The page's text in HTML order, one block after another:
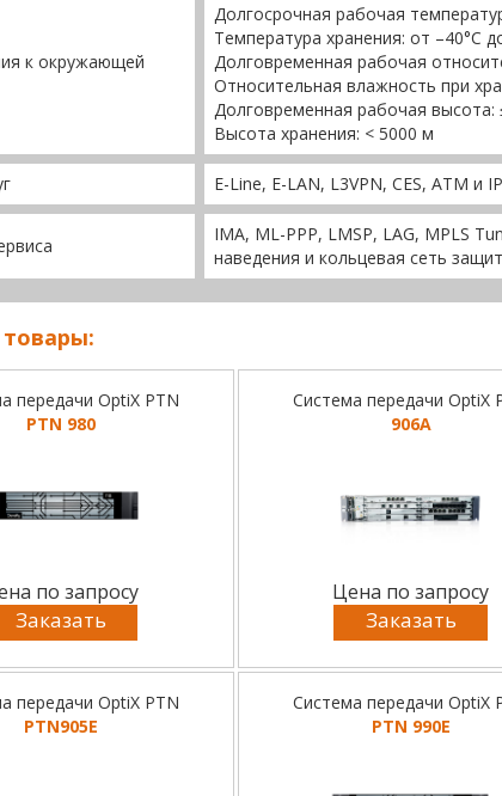
к окружающей
Долгосрочная рабочая
Температура хранения: от –40°C
Долговременная рабочая
Относительная влажность при
Долговременная рабочая высота:
Высота хранения: < 5000 м
E-Line, E-LAN, L3VPN, CES, ATM и
IMA, ML-PPP, LMSP, LAG, MPLS
наведения и кольцевая сеть
передачи OptiX PTN
PTN 980
по запросу
Заказать
Система передачи OptiX
906A
Цена по запросу
Заказать
передачи OptiX PTN
PTN905E
Система передачи OptiX
PTN 990E